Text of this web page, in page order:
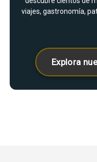
viajes, gastronomía,
Explora